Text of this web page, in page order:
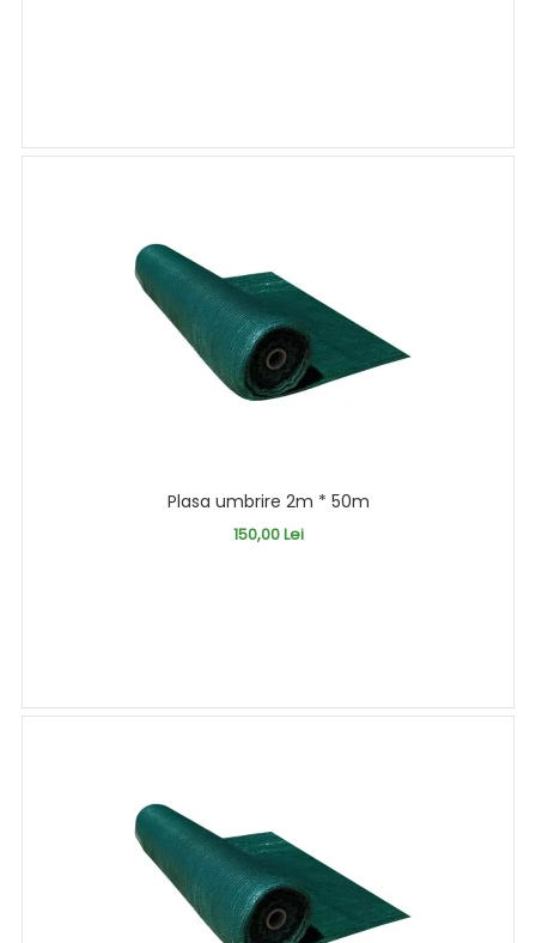
Plasa umbrire 2m * 50m
150,00 Lei